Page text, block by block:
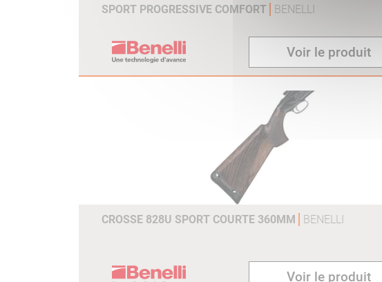
SPORT PROGRESSIVE COMFORT
BENELLI
Voir le produit
CROSSE 828U SPORT COURTE 360MM BENELLI
Voir le produit